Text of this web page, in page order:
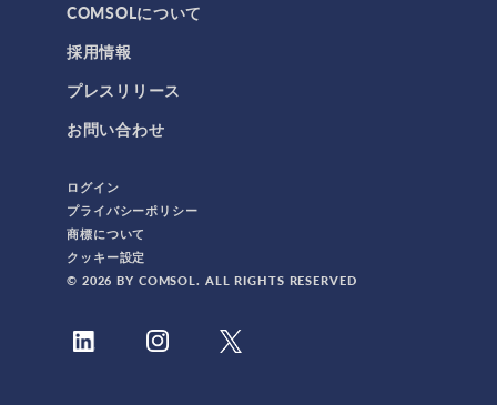
COMSOLについて
採用情報
プレスリリース
お問い合わせ
ログイン
プライバシーポリシー
商標について
クッキー設定
© 2026 BY COMSOL. ALL RIGHTS RESERVED